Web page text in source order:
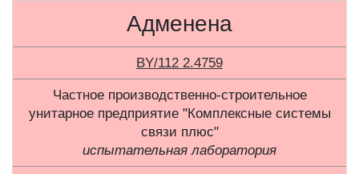
Адменена
BY/112 2.4759
Частное производственно-строительное
унитарное предприятие "Комплексные системы
связи плюс"
испытательная лаборатория